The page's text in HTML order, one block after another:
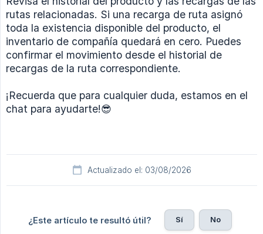
rutas relacionadas. Si una recarga de ruta asignó
toda la existencia disponible del producto, el
inventario de compañía quedará en cero. Puedes
confirmar el movimiento desde el historial de
recargas de la ruta correspondiente.
¡Recuerda que para cualquier duda, estamos en el
chat para ayudarte!😎
Actualizado el: 03/08/2026
¿Este artículo te resultó útil? Sí No